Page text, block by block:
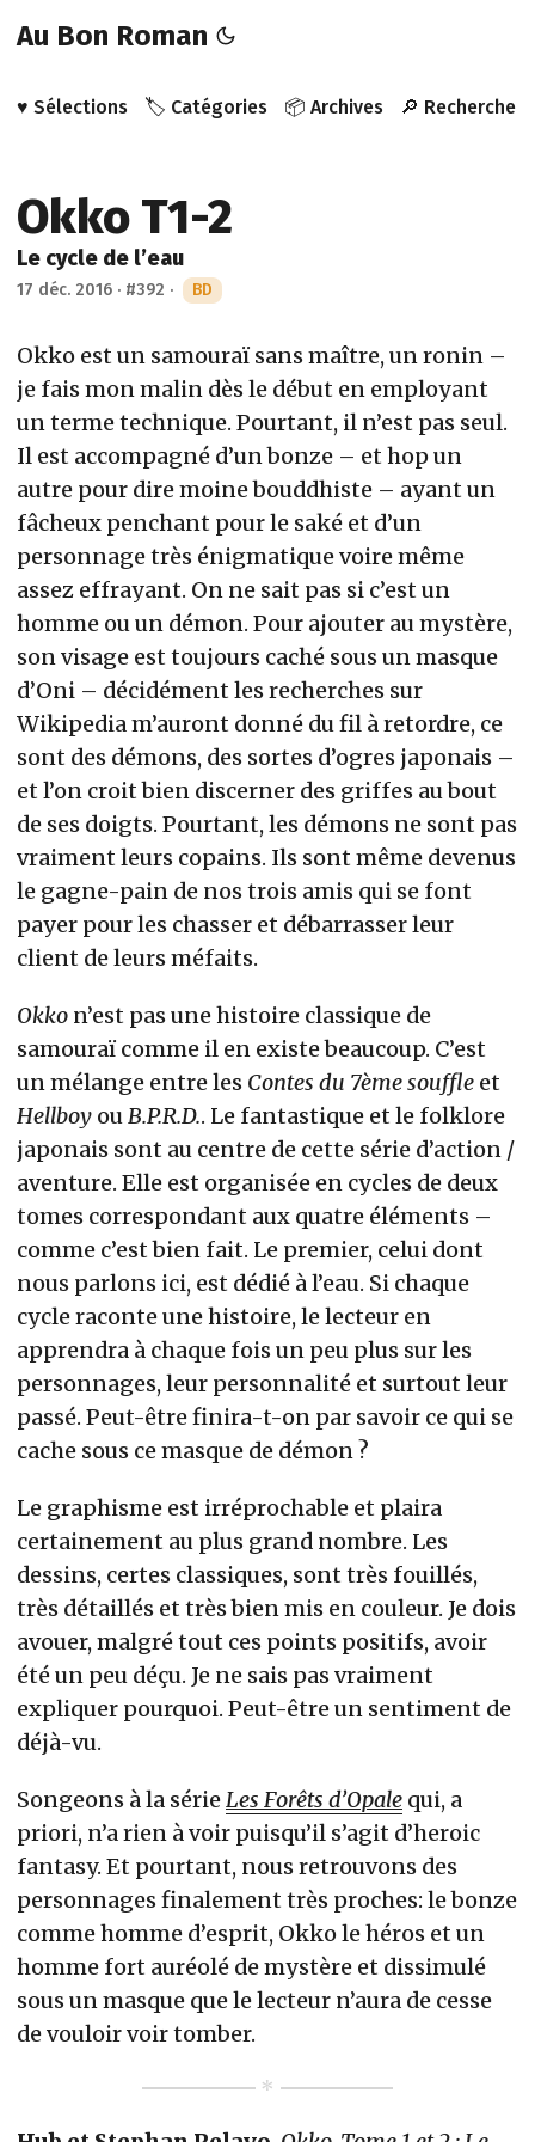
Au Bon Roman
♥️ Sélections 🏷️ Catégories 📦 Archives 🔎 Recherche
Okko T1-2
Le cycle de l’eau
17 déc. 2016 · #392 · BD
Okko est un samouraï sans maître, un ronin –
je fais mon malin dès le début en employant
un terme technique. Pourtant, il n’est pas seul.
Il est accompagné d’un bonze – et hop un
autre pour dire moine bouddhiste – ayant un
fâcheux penchant pour le saké et d’un
personnage très énigmatique voire même
assez effrayant. On ne sait pas si c’est un
homme ou un démon. Pour ajouter au mystère,
son visage est toujours caché sous un masque
d’Oni – décidément les recherches sur
Wikipedia m’auront donné du fil à retordre, ce
sont des démons, des sortes d’ogres japonais –
et l’on croit bien discerner des griffes au bout
de ses doigts. Pourtant, les démons ne sont pas
vraiment leurs copains. Ils sont même devenus
le gagne-pain de nos trois amis qui se font
payer pour les chasser et débarrasser leur
client de leurs méfaits.
Okko n’est pas une histoire classique de
samouraï comme il en existe beaucoup. C’est
un mélange entre les Contes du 7ème souffle et
Hellboy ouB.P.R.D.. Le fantastique et le folklore
japonais sont au centre de cette série d’action /
aventure. Elle est organisée en cycles de deux
tomes correspondant aux quatre éléments –
comme c’est bien fait. Le premier, celui dont
nous parlons ici, est dédié à l’eau. Si chaque
cycle raconte une histoire, le lecteur en
apprendra à chaque fois un peu plus sur les
personnages, leur personnalité et surtout leur
passé. Peut-être finira-t-on par savoir ce qui se
cache sous ce masque de démon ?
Le graphisme est irréprochable et plaira
certainement au plus grand nombre. Les
dessins, certes classiques, sont très fouillés,
très détaillés et très bien mis en couleur. Je dois
avouer, malgré tout ces points positifs, avoir
été un peu déçu. Je ne sais pas vraiment
expliquer pourquoi. Peut-être un sentiment de
déjà-vu.
Songeons à la sérieLes Forêts d’Opale qui, a
priori, n’a rien à voir puisqu’il s’agit d’heroic
fantasy. Et pourtant, nous retrouvons des
personnages finalement très proches: le bonze
comme homme d’esprit, Okko le héros et un
homme fort auréolé de mystère et dissimulé
sous un masque que le lecteur n’aura de cesse
de vouloir voir tomber.